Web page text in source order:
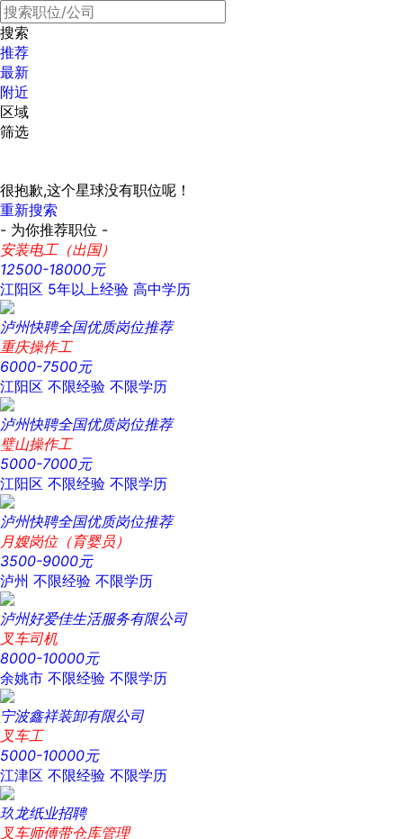
搜索
推荐
最新
附近
区域
筛选
很抱歉,这个星球没有职位呢！
重新搜索
- 为你推荐职位 -
安装电工（出国）
12500-18000元
江阳区 5年以上经验 高中学历
泸州快聘全国优质岗位推荐
重庆操作工
6000-7500元
江阳区 不限经验 不限学历
泸州快聘全国优质岗位推荐
璧山操作工
5000-7000元
江阳区 不限经验 不限学历
泸州快聘全国优质岗位推荐
月嫂岗位（育婴员）
3500-9000元
泸州 不限经验 不限学历
泸州好爱佳生活服务有限公司
叉车司机
8000-10000元
余姚市 不限经验 不限学历
宁波鑫祥装卸有限公司
叉车工
5000-10000元
江津区 不限经验 不限学历
玖龙纸业招聘
叉车师傅带仓库管理